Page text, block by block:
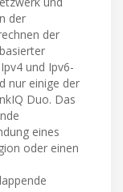
der
der
und Ipv6-
nur einige der
Duo. Das
eines
oder einen